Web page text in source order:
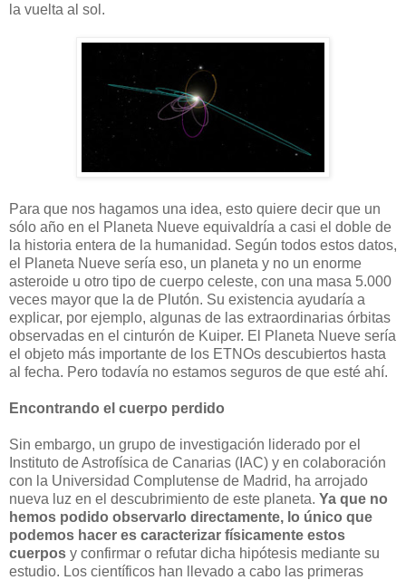
la vuelta al sol.
Para que nos hagamos una idea, esto quiere decir que un
sólo año en el Planeta Nueve equivaldría a casi el doble de
la historia entera de la humanidad. Según todos estos datos,
el Planeta Nueve sería eso, un planeta y no un enorme
asteroide u otro tipo de cuerpo celeste, con una masa 5.000
veces mayor que la de Plutón. Su existencia ayudaría a
explicar, por ejemplo, algunas de las extraordinarias órbitas
observadas en el cinturón de Kuiper. El Planeta Nueve sería
el objeto más importante de los ETNOs descubiertos hasta
al fecha. Pero todavía no estamos seguros de que esté ahí.
Encontrando el cuerpo perdido
Sin embargo, un grupo de investigación liderado por el
Instituto de Astrofísica de Canarias (IAC) y en colaboración
con la Universidad Complutense de Madrid, ha arrojado
nueva luz en el descubrimiento de este planeta. Ya que no
hemos podido observarlo directamente, lo único que
podemos hacer es caracterizar físicamente estos
cuerpos y confirmar o refutar dicha hipótesis mediante su
estudio. Los científicos han llevado a cabo las primeras